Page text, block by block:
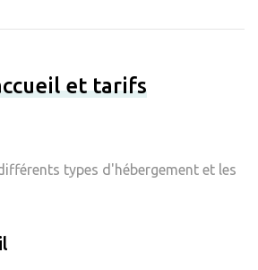
et tarifs
types d'hébergement et les